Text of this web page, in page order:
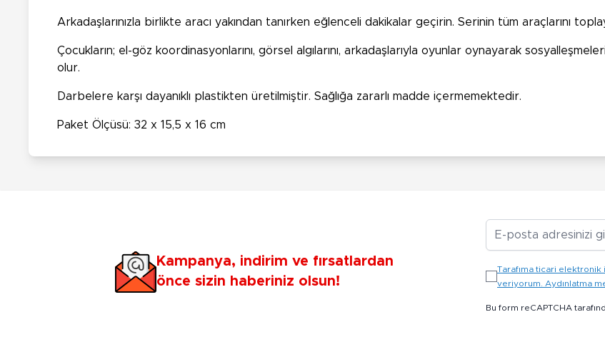
Arkadaşlarınızla birlikte aracı yakından tanırken eğlenceli dakikalar geçirin. Serinin tüm araçlarını
Çocukların; el-göz koordinasyonlarını, görsel algılarını, arkadaşlarıyla oyunlar oynayarak
olur.
Darbelere karşı dayanıklı plastikten üretilmiştir. Sağlığa zararlı madde içermemektedir.
Paket Ölçüsü: 32 x 15,5 x 16 cm
Kampanya, indirim ve fırsatlardan
önce sizin haberiniz olsun!
Tarafıma ticari
veriyorum. Aydınlatma
Bu form reCAPTCHA